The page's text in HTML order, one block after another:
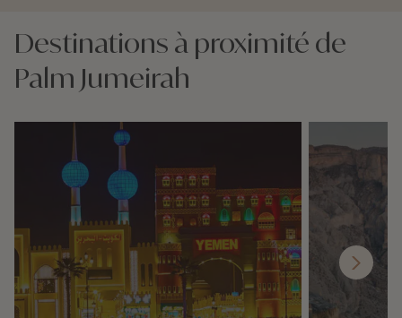
Destinations à proximité de
Palm Jumeirah